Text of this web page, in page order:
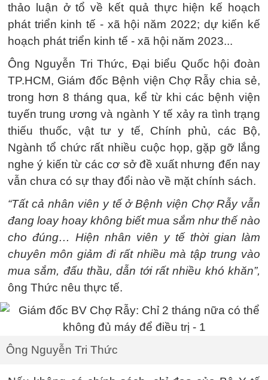
thảo luận ở tổ về kết quả thực hiện kế hoạch
phát triển kinh tế - xã hội năm 2022; dự kiến kế
hoạch phát triển kinh tế - xã hội năm 2023...
Ông Nguyễn Tri Thức, Đại biểu Quốc hội đoàn
TP.HCM, Giám đốc Bệnh viện Chợ Rẫy chia sẻ,
trong hơn 8 tháng qua, kể từ khi các bệnh viện
tuyến trung ương và ngành Y tế xảy ra tình trạng
thiếu thuốc, vật tư y tế, Chính phủ, các Bộ,
Ngành tổ chức rất nhiều cuộc họp, gặp gỡ lắng
nghe ý kiến từ các cơ sở đề xuất nhưng đến nay
vẫn chưa có sự thay đổi nào về mặt chính sách.
“Tất cả nhân viên y tế ở Bệnh viện Chợ Rẫy vẫn
đang loay hoay không biết mua sắm như thế nào
cho đúng… Hiện nhân viên y tế thời gian làm
chuyên môn giảm đi rất nhiều mà tập trung vào
mua sắm, đấu thầu, dẫn tới rất nhiều khó khăn”,
ông Thức nêu thực tế.
Ông Nguyễn Tri Thức